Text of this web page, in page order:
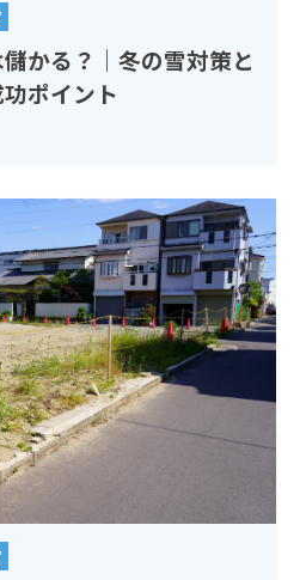
かる？｜冬の雪対策と
ポイント